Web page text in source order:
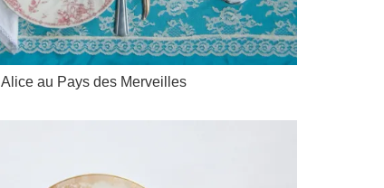
Alice au Pays des Merveilles